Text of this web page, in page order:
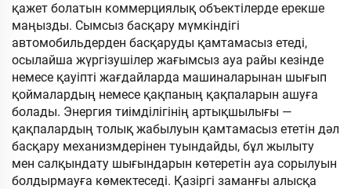
қажет болатын коммерциялық объектілерде ерекше
маңызды. Сымсыз басқару мүмкіндігі
автомобильдерден басқаруды қамтамасыз етеді,
осылайша жүргізушілер жағымсыз ауа райы кезінде
немесе қауіпті жағдайларда машиналарынан шығып
қоймалардың немесе қақпаның қақпаларын ашуға
болады. Энергия тиімділігінің артықшылығы —
қақпалардың толық жабылуын қамтамасыз ететін дәл
басқару механизмдерінен туындайды, бұл жылыту
мен салқындату шығындарын көтеретін ауа сорылуын
болдырмауға көмектеседі. Қазіргі заманғы алысқа